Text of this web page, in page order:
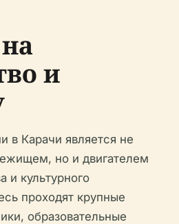
и
в Карачи является не
но и двигателем
и культурного
проходят крупные
образовательные